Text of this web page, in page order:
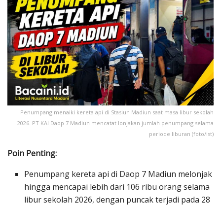
Penumpang menaiki kereta api di Stasiun Madiun saat masa libur sekolah
2026. PT KAI Daop 7 Madiun mencatat lonjakan jumlah penumpang selama
periode liburan (foto/ist)
Poin Penting:
Penumpang kereta api di Daop 7 Madiun melonjak
hingga mencapai lebih dari 106 ribu orang selama
libur sekolah 2026, dengan puncak terjadi pada 28